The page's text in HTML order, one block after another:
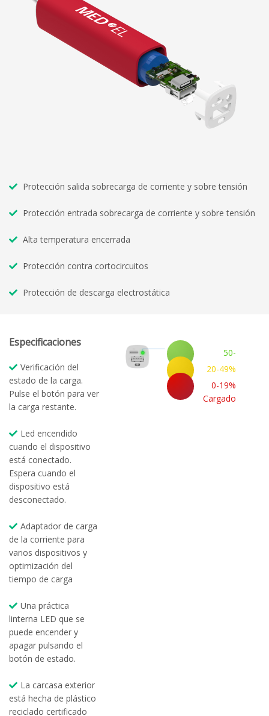
Protección salida sobrecarga de corriente y sobre tensión
Protección entrada sobrecarga de corriente y sobre tensión
Alta temperatura encerrada
Protección contra cortocircuitos
Protección de descarga electrostática
Especificaciones
Verificación del
estado de la carga.
Pulse el botón para ver
la carga restante.
Led encendido
cuando el dispositivo
está conectado.
Espera cuando el
dispositivo está
desconectado.
Adaptador de carga
de la corriente para
varios dispositivos y
optimización del
tiempo de carga
Una práctica
linterna LED que se
puede encender y
apagar pulsando el
botón de estado.
La carcasa exterior
está hecha de plástico
reciclado certificado
50-
100%
20-49%
Cargado
0-19%
Cargado